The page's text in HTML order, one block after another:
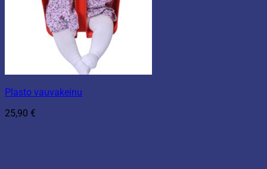
Plasto vauvakeinu
25,90 €